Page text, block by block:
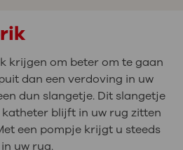
krijgen om beter om te gaan
dan een verdoving in uw
dun slangetje. Dit slangetje
katheter blijft in uw rug zitten
een pompje krijgt u steeds
uw rug.